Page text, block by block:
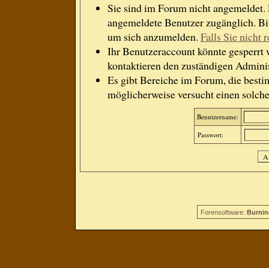
Sie sind im Forum nicht
angemeldete Benutzer zugänglich.
um sich anzumelden. Falls Sie nicht
Ihr Benutzeraccount könnte gesperrt
kontaktieren den zuständigen
Es gibt Bereiche im Forum, die
möglicherweise versucht einen
Benutzername:
Passwort:
Forensoftware: